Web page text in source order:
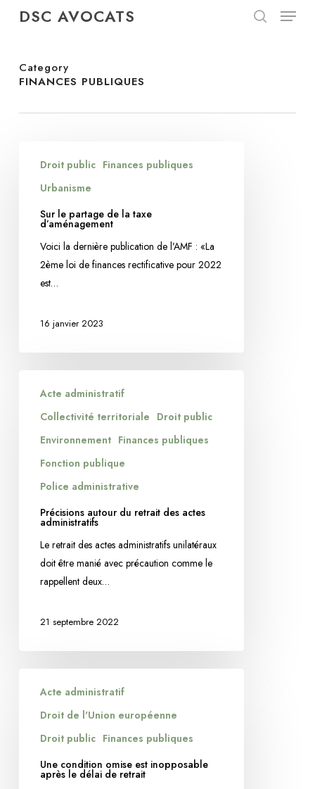
content
DSC AVOCATS Menu
Category
FINANCES PUBLIQUES
partage
d’aménagement
Droit public Finances publiques
Urbanisme
Sur le partage de la taxe
d’aménagement
Voici la dernière publication de l’AMF : «La
2ème loi de finances rectificative pour 2022
est…
16 janvier 2023
autour
retrait
administratifs
Acte administratif
Collectivité territoriale Droit public
Environnement Finances publiques
Fonction publique
Police administrative
Précisions autour du retrait des actes
administratifs
Le retrait des actes administratifs unilatéraux
doit être manié avec précaution comme le
rappellent deux…
21 septembre 2022
condition
omise
Acte administratif
Droit de l'Union européenne
Droit public Finances publiques
Une condition omise est inopposable
après le délai de retrait